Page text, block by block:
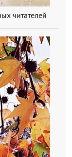
читателей